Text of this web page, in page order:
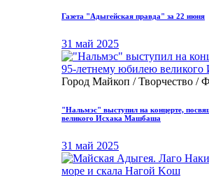
Газета "Адыгейская правда" за 22 июня
31 май 2025
Город Майкоп / Творчество /
"Нальмэс" выступил на концерте,
великого Исхака Машбаша
31 май 2025